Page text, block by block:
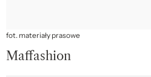
fot. materiały prasowe
Maffashion